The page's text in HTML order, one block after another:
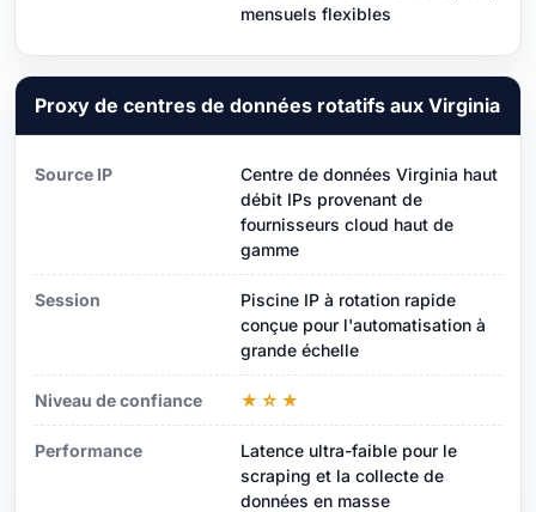
mensuels flexibles
Proxy de centres de données rotatifs aux Virginia
Source IP
Centre de données Virginia haut
débit IPs provenant de
fournisseurs cloud haut de
gamme
Session
Piscine IP à rotation rapide
conçue pour l'automatisation à
grande échelle
Niveau de confiance ★☆★
Performance
Latence ultra-faible pour le
scraping et la collecte de
données en masse